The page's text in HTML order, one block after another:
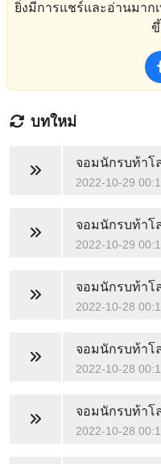
ยิ่งมีการแชร์และอ่านมาก
บทใหม่
จอมนักรบท้าโ
2022-10-29
จอมนักรบท้าโ
2022-10-29
จอมนักรบท้าโ
2022-10-28
จอมนักรบท้าโ
2022-10-28
จอมนักรบท้าโ
2022-10-28